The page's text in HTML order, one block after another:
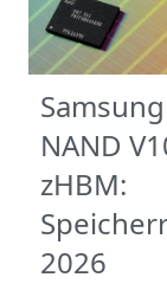
NAND
zHBM:
2026